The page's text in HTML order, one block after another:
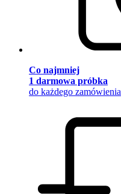
Co najmniej
1 darmowa próbka
do każdego zamówienia